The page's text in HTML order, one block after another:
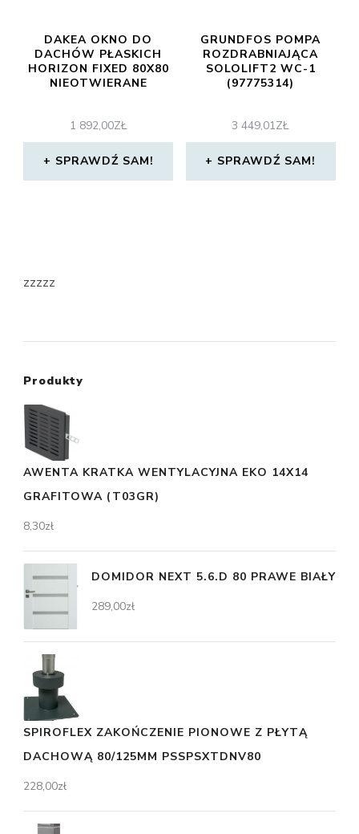
DAKEA OKNO DO
DACHÓW PŁASKICH
HORIZON FIXED 80X80
NIEOTWIERANE
1 892,00ZŁ
SPRAWDŹ SAM!
GRUNDFOS POMPA
ROZDRABNIAJĄCA
SOLOLIFT2 WC-1
(97775314)
3 449,01ZŁ
SPRAWDŹ SAM!
zzzzz
Produkty
AWENTA KRATKA WENTYLACYJNA EKO 14X14
GRAFITOWA (T03GR)
8,30zł
DOMIDOR NEXT 5.6.D 80 PRAWE BIAŁY
289,00zł
SPIROFLEX ZAKOŃCZENIE PIONOWE Z PŁYTĄ
DACHOWĄ 80/125MM PSSPSXTDNV80
228,00zł